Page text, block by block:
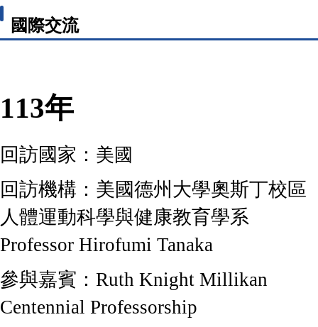
國際交流
113年
回訪國家： 美國
回訪機構： 美國德州大學奧斯丁校區
人體運動科學與健康教育學系
Professor Hirofumi Tanaka
參與嘉賓： Ruth Knight Millikan
Centennial Professorship